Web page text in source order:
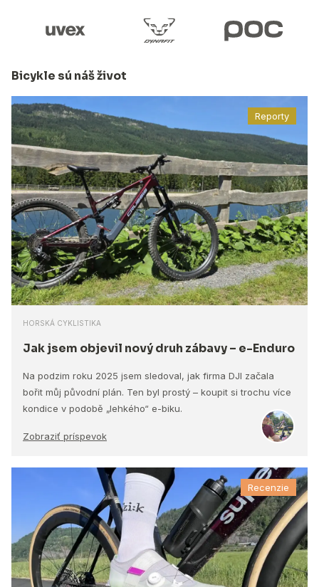
Bicykle sú náš život
Reporty
HORSKÁ CYKLISTIKA
Jak jsem objevil nový druh zábavy – e-Enduro
Na podzim roku 2025 jsem sledoval, jak firma DJI začala
bořit můj původní plán. Ten byl prostý – koupit si trochu více
kondice v podobě „lehkého“ e-biku.
Zobraziť príspevok
Recenzie